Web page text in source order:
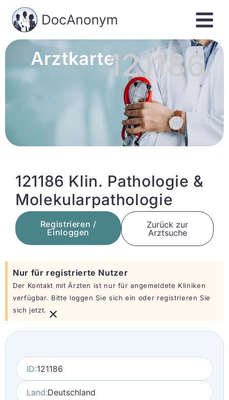
Arztkarte121186
121186 Klin. Pathologie &
Molekularpathologie
Registrieren /
Einloggen
Zurück zur
Arztsuche
Nur für registrierte Nutzer
Der Kontakt mit Ärzten ist nur für angemeldete Kliniken
verfügbar. Bitte loggen Sie sich ein oder registrieren Sie
sich jetzt. ×
ID:121186
Land:Deutschland